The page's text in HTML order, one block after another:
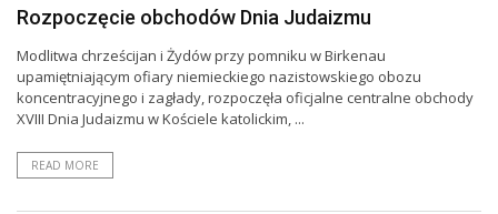
Rozpoczęcie obchodów Dnia Judaizmu
Modlitwa chrześcijan i Żydów przy pomniku w Birkenau
upamiętniającym ofiary niemieckiego nazistowskiego obozu
koncentracyjnego i zagłady, rozpoczęła oficjalne centralne obchody
XVIII Dnia Judaizmu w Kościele katolickim, ...
READ MORE